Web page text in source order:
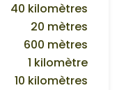
40 kilomètres
20 mètres
600 mètres
1 kilomètre
10 kilomètres